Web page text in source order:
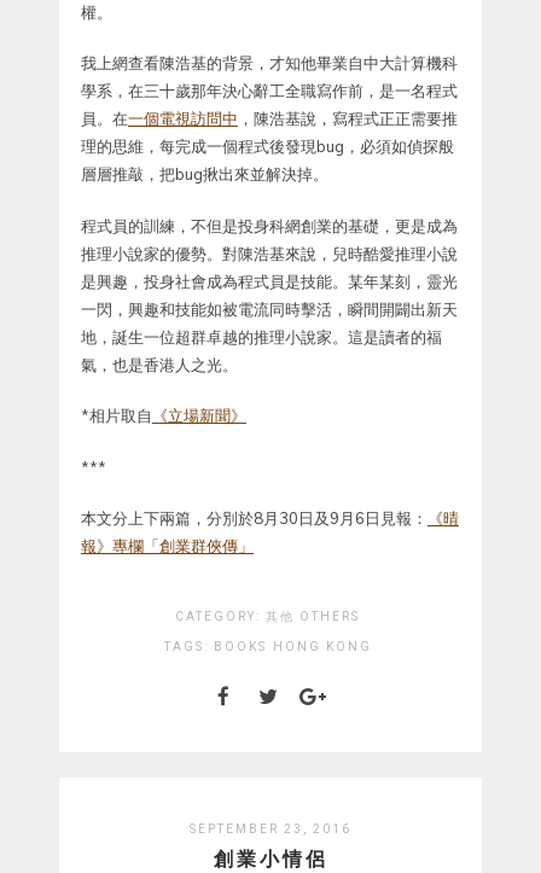
權。
我上網查看陳浩基的背景，才知他畢業自中大計算機科
學系，在三十歲那年決心辭工全職寫作前，是一名程式
員。在一個電視訪問中 ，陳浩基說，寫程式正正需要推
理的思維，每完成一個程式後發現bug，必須如偵探般
層層推敲，把bug揪出來並解決掉。
程式員的訓練，不但是投身科網創業的基礎，更是成為
推理小說家的優勢。對陳浩基來說，兒時酷愛推理小說
是興趣，投身社會成為程式員是技能。某年某刻，靈光
一閃，興趣和技能如被電流同時擊活，瞬間開闢出新天
地，誕生一位超群卓越的推理小說家。這是讀者的福
氣，也是香港人之光。
*相片取自 《立場新聞》
***
本文分上下兩篇，分別於8月30日及9月6日見報：
《晴
報》專欄「創業群俠傳」
CATEGORY: 其他 OTHERS
TAGS: BOOKS HONG KONG
SEPTEMBER 23, 2016
創業小情侶